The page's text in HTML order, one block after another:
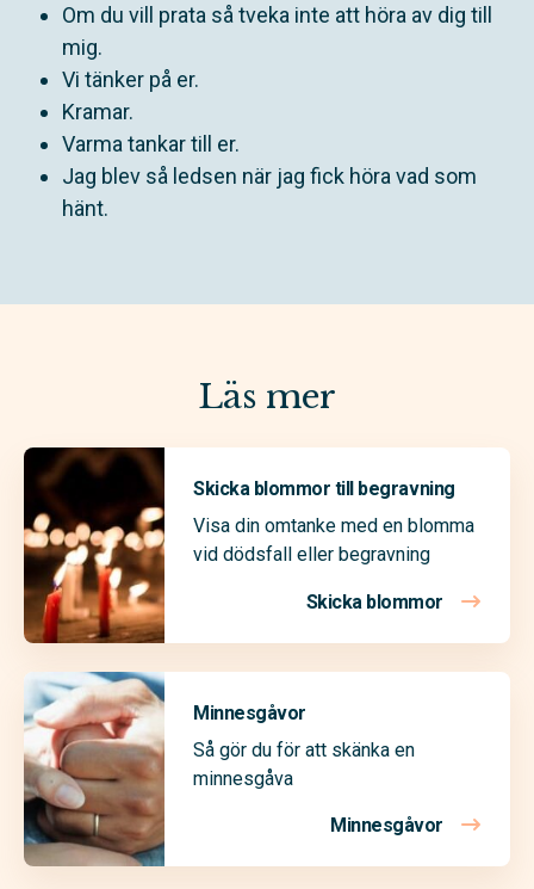
Om du vill prata så tveka inte att höra av dig till
mig.
Vi tänker på er.
Kramar.
Varma tankar till er.
Jag blev så ledsen när jag fick höra vad som
hänt.
Läs mer
Skicka blommor till begravning
Visa din omtanke med en blomma
vid dödsfall eller begravning
Skicka blommor
Minnesgåvor
Så gör du för att skänka en
minnesgåva
Minnesgåvor